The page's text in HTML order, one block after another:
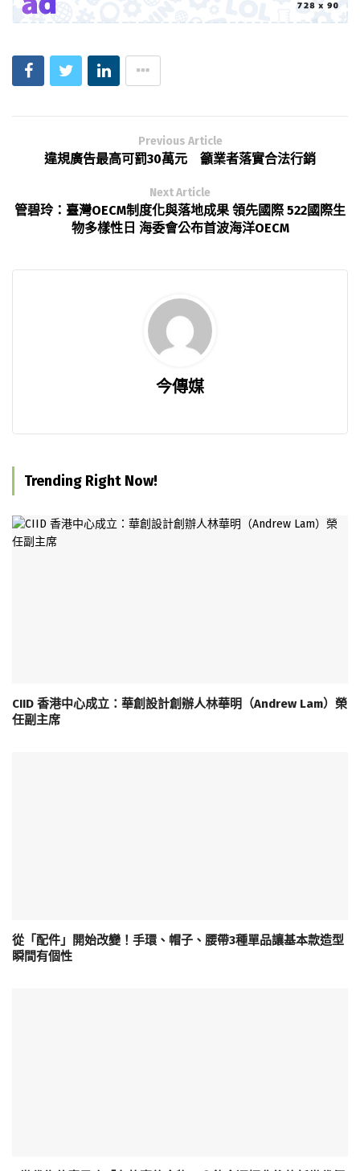
Previous Article
違規廣告最高可罰30萬元 籲業者落實合法行銷
Next Article
管碧玲：臺灣OECM制度化與落地成果 領先國際 522國際生
物多樣性日 海委會公布首波海洋OECM
今傳媒
Trending Right Now!
CIID 香港中心成立：華創設計創辦人林華明（Andrew Lam）榮
任副主席
從「配件」開始改變！手環、帽子、腰帶3種單品讓基本款造型
瞬間有個性